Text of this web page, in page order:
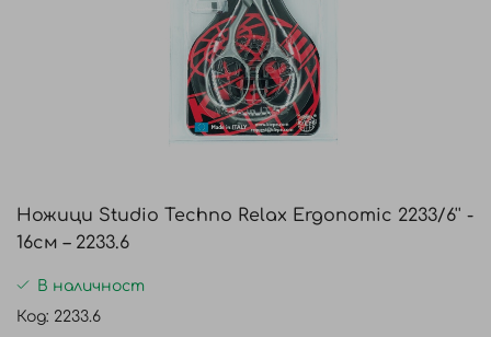
началото
на
галерия
със
Ножици Studio Techno Relax Ergonomic 2233/6'' -
16см – 2233.6
В наличност
Код 2233.6